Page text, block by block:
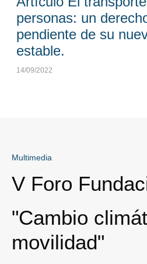
personas: un
pendiente de su
estable.
14/09/2022
Multimedia
V Foro
"Cambio
movilidad"